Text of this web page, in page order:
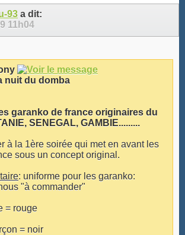
93 a dit:
11h04
nuit du domba
garanko de france originaires du
SENEGAL, GAMBIE.........
à la 1ère soirée qui met en avant les
sous un concept original.
: uniforme pour les garanko:
"à commander"
= rouge
= noir